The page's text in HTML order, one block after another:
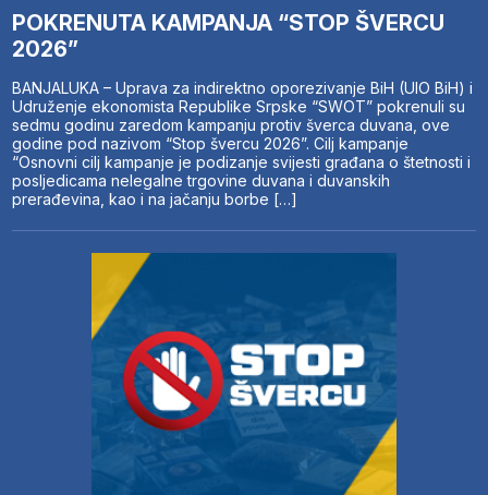
POKRENUTA KAMPANJA “STOP ŠVERCU
2026”
BANJALUKA – Uprava za indirektno oporezivanje BiH (UIO BiH) i
Udruženje ekonomista Republike Srpske “SWOT” pokrenuli su
sedmu godinu zaredom kampanju protiv šverca duvana, ove
godine pod nazivom “Stop švercu 2026”. Cilj kampanje
“Osnovni cilj kampanje je podizanje svijesti građana o štetnosti i
posljedicama nelegalne trgovine duvana i duvanskih
prerađevina, kao i na jačanju borbe […]